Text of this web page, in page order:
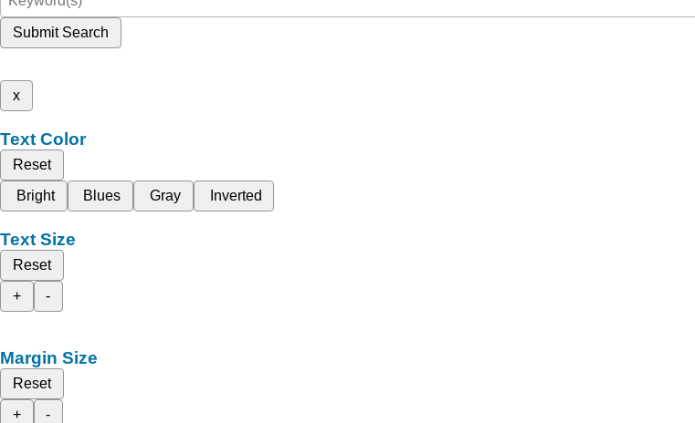
Submit Search
x
Text Color
Reset
Bright
Blues Gray Inverted
Text Size
Reset
+
-
Margin Size
Reset
+
-